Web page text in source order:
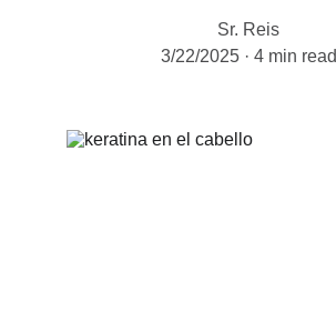
Sr. Reis
3/22/2025
4 min read